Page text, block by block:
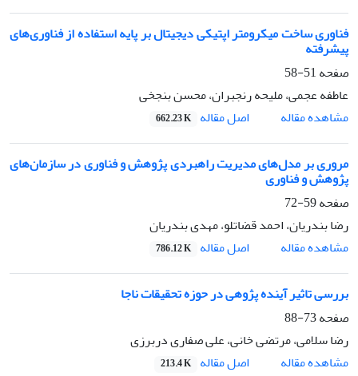
فناوری ساخت میکرومتر اپتیکی دیجیتال بر پایه استفاده از فناوری‌های
پیشرفته
صفحه51-58
عاطفه عجمی، ملیحه رنجبران، محسن بنجخی
مشاهده مقاله
اصل مقاله 662.23 K
مروری بر مدل‌های مدیریت راهبردی پژوهش و فناوری در سازمان‌های
پژوهش و فناوری
صفحه59-72
رضا بندریان، احمد قضاتلو، مهدی بندریان
مشاهده مقاله
اصل مقاله 786.12 K
بررسی تاثیر آینده پژوهی در حوزه تحقیقات ناجا
صفحه73-88
رضا سلامی، مرتضی خانی، علی صفاری دربرزی
مشاهده مقاله
اصل مقاله 213.4 K